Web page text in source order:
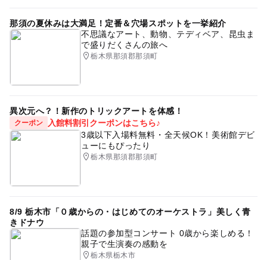
那須の夏休みは大満足！定番＆穴場スポットを一挙紹介
不思議なアート、動物、テディベア、昆虫ま
で盛りだくさんの旅へ
栃木県那須郡那須町
異次元へ？！新作のトリックアートを体感！
クーポン
入館料割引クーポンはこちら♪
3歳以下入場料無料・全天候OK！美術館デビ
ューにもぴったり
栃木県那須郡那須町
8/9 栃木市「０歳からの・はじめてのオーケストラ」美しく青
きドナウ
話題の参加型コンサート 0歳から楽しめる！
親子で生演奏の感動を
栃木県栃木市